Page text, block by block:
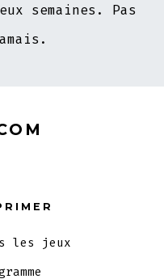
semaines. Pas
les jeux